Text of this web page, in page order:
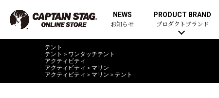
NEWS
お知らせ
PRODUCT BRAND
プロダクトブランド
テント
テント ＞ ワンタッチテント
アクティビティ
アクティビティ ＞ マリン
アクティビティ ＞ マリン ＞ テント